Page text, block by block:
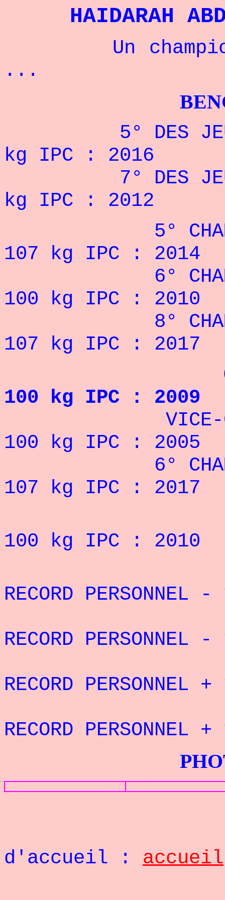
HAIDARAH
Un champion
...
5° DES JEUX
kg IPC : 2016
7° DES JEUX
kg IPC : 2012
5°
107 kg IPC : 2014
6°
100 kg IPC : 2010
8°
107 kg IPC : 2017
100 kg IPC : 2009
VICE-
100 kg IPC : 2005
6°
107 kg IPC : 2017
100 kg IPC : 2010
RECORD PERSONNEL
RECORD PERSONNEL
RECORD
RECORD PERSONNEL
PHOTOS
d'accueil : accueil